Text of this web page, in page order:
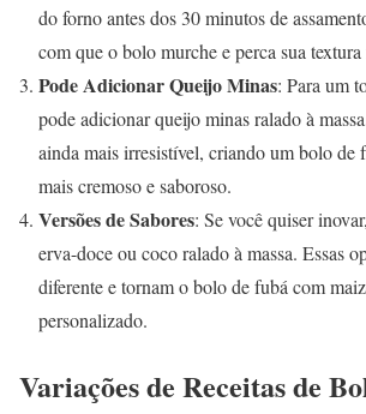
do forno antes dos 30 minutos de
com que o bolo murche e perca sua
Pode Adicionar Queijo Minas: Para um
pode adicionar queijo minas ralado à
ainda mais irresistível, criando um bolo de
mais cremoso e saboroso.
Versões de Sabores: Se você quiser
erva-doce ou coco ralado à massa. Essas
diferente e tornam o bolo de fubá com
personalizado.
Variações de Receitas de